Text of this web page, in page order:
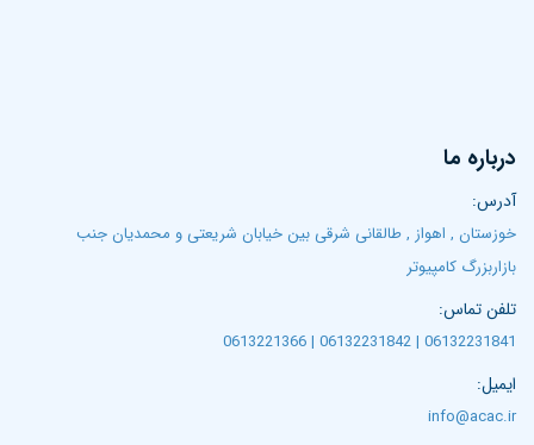
درباره ما
آدرس:
خوزستان , اهواز , طالقانی شرقی بین خیابان شریعتی و محمدیان جنب
بازاربزرگ کامپیوتر
تلفن تماس:
06132231841 | 06132231842 | 0613221366
ایمیل:
info@acac.ir